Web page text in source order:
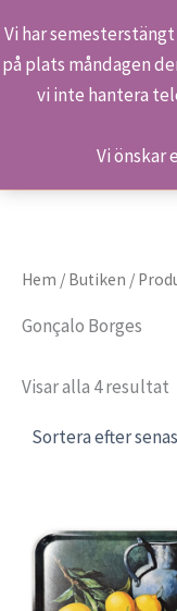
Vi har
på plats måndagen
vi inte hantera
Vi önskar
Hoppa
Sök
Hem Produkter
Hem / Butiken /
Gonçalo Borges
Visar alla 4 resultat